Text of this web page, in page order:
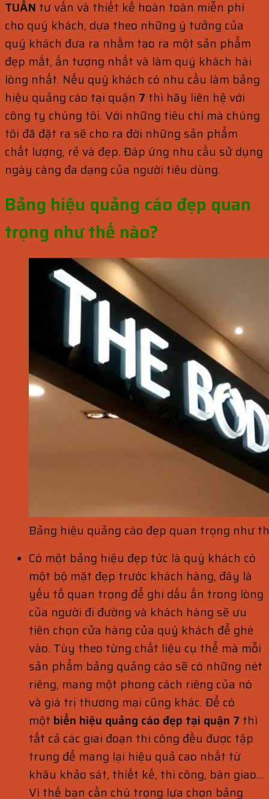
TUẤN tư vấn và thiết kế hoàn toàn miễn phí
cho quý khách, dựa theo những ý tưởng của
quý khách đưa ra nhằm tạo ra một sản phẩm
đẹp mắt, ấn tượng nhất và làm quý khách hài
lòng nhất. Nếu quý khách có nhu cầu làm bảng
hiệu quảng cáo tại quận 7 thì hãy liên hệ với
công ty chúng tôi. Với những tiêu chí mà chúng
tôi đã đặt ra sẽ cho ra đời những sản phẩm
chất lượng, rẻ và đẹp. Đáp ứng nhu cầu sử dụng
ngày càng đa dạng của người tiêu dùng.
Bảng hiệu quảng cáo đẹp quan
trọng như thế nào?
Bảng hiệu quảng cáo đẹp quan trọng như
Có một bảng hiệu đẹp tức là quý khách có
một bộ mặt đẹp trước khách hàng, đây là
yếu tố quan trọng để ghi dấu ấn trong lòng
của người đi đường và khách hàng sẽ ưu
tiên chọn cửa hàng của quý khách để ghé
vào. Tùy theo từng chất liệu cụ thể mà mỗi
sản phẩm bảng quảng cáo sẽ có những nét
riêng, mang một phong cách riêng của nó
và giá trị thương mại cũng khác. Để có
một biển hiệu quảng cáo đẹp tại quận 7 thì
tất cả các giai đoạn thi công đều được tập
trung để mang lại hiệu quả cao nhất từ
khâu khảo sát, thiết kế, thi công, bàn giao…
Vì thế bạn cần chú trọng lựa chọn bảng